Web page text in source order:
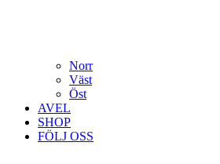
Norr
Väst
Öst
AVEL
SHOP
FÖLJ OSS